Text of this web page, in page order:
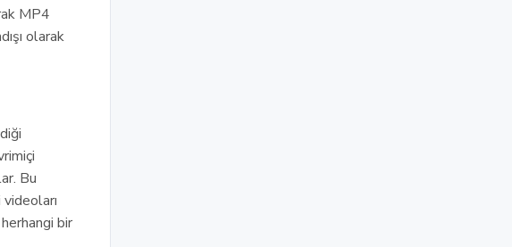
MP4
olarak
Bu
bir